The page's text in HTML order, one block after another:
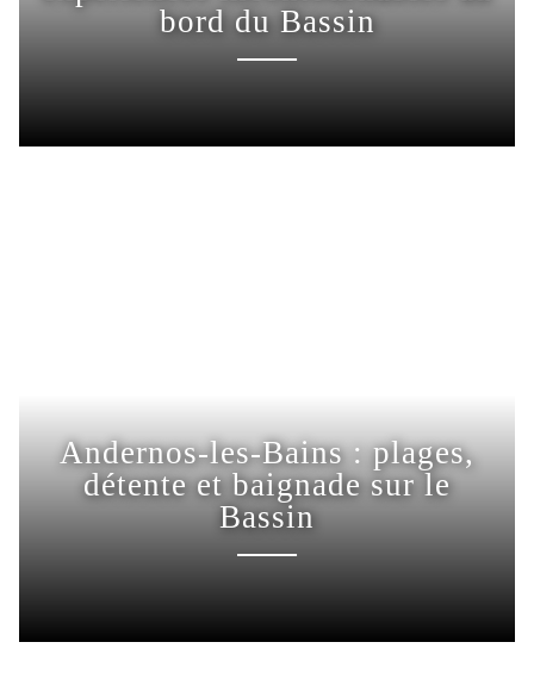
bord du Bassin
Andernos-les-Bains : plages,
détente et baignade sur le
Bassin